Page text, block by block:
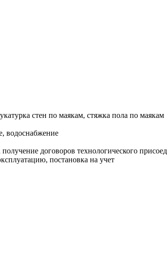
стен по маякам, стяжка пола по маякам
водоснабжение
договоров технологического
постановка на учет